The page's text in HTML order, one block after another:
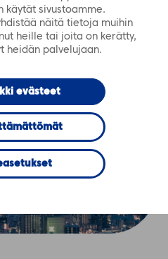
käytät sivustoamme.
näitä tietoja muihin
heille tai joita on kerätty,
heidän palvelujaan.
evästeet
on